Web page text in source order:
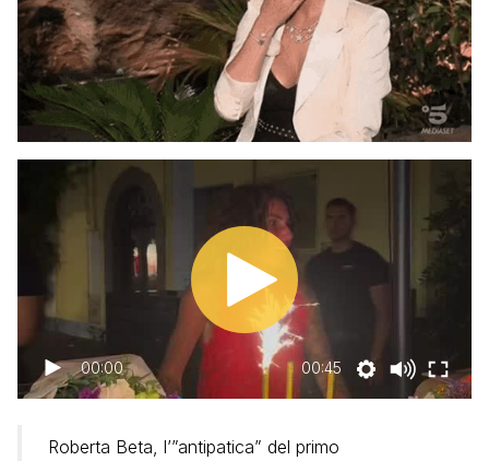
00:00 00:45
Roberta Beta, l’”antipatica” del primo